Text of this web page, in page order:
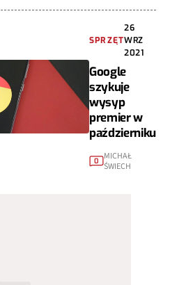
SPRZĘT
26
WRZ
2021
Google
szykuje
wysyp
premier w
październiku
0 MICHAŁ
ŚWIECH